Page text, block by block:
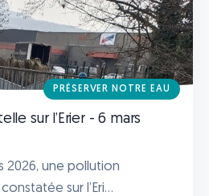
PRÉSERVER NOTRE EAU
sur l’Erier - 6 mars
2026, une pollution
sur l’Eri...